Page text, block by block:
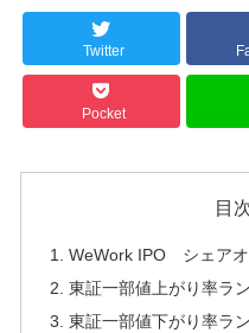
Twitter
Pocket
目
WeWork IPO シェア
東証一部値上がり率ラ
東証一部値下がり率ラ